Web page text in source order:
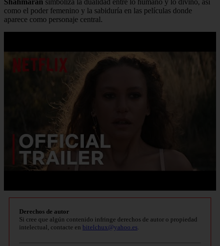
Shahmaran simboliza la dualidad entre lo humano y lo divino, así
como el poder femenino y la sabiduría en las películas donde
aparece como personaje central.
Derechos de autor
Si cree que algún contenido infringe derechos de autor o propiedad
intelectual, contacte en bitelchux@yahoo.es.